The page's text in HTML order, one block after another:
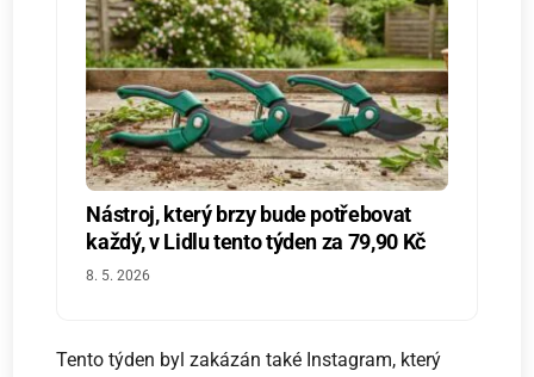
Nástroj, který brzy bude potřebovat
každý, v Lidlu tento týden za 79,90 Kč
8. 5. 2026
Tento týden byl zakázán také Instagram, který